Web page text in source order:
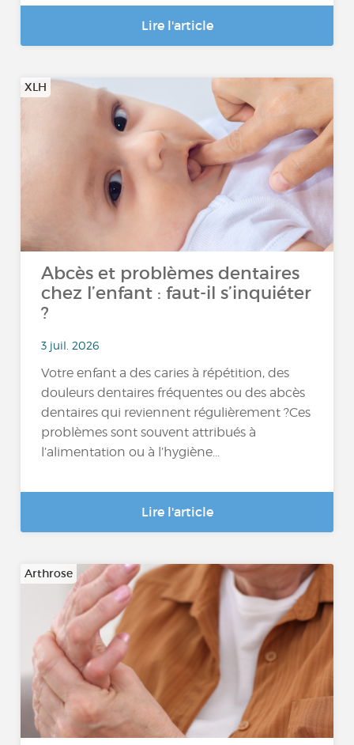
Lire l'article
XLH
Abcès et problèmes dentaires
chez l’enfant : faut-il s’inquiéter
?
3 juil. 2026
Votre enfant a des caries à répétition, des
douleurs dentaires fréquentes ou des abcès
dentaires qui reviennent régulièrement ?Ces
problèmes sont souvent attribués à
l’alimentation ou à l’hygiène...
Lire l'article
Arthrose